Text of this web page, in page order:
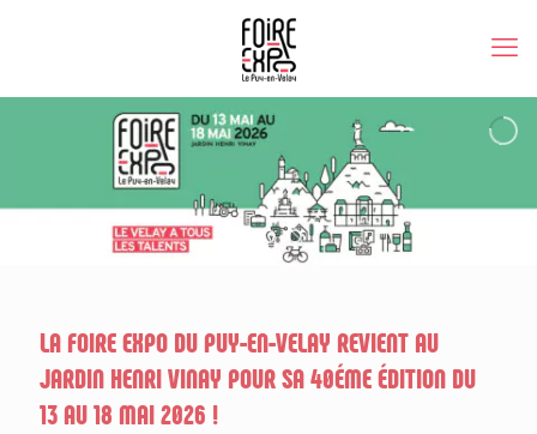
LA FOIRE EXPO DU PUY-EN-VELAY REVIENT AU
JARDIN HENRI VINAY POUR SA 40ÉME ÉDITION DU
13 AU 18 MAI 2026 !